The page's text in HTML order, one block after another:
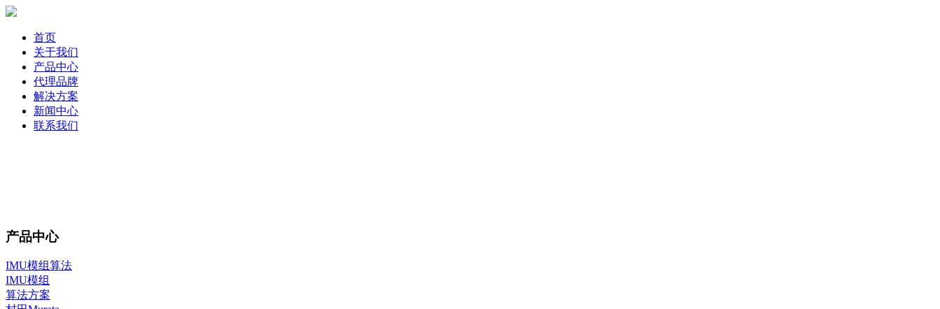
首页
关于我们
产品中心
代理品牌
解决方案
新闻中心
联系我们
产品中心
IMU模组算法
IMU模组
算法方案